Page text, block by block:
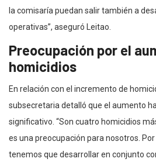
la comisaría puedan salir también a
operativas”, aseguró Leitao.
Preocupación por el
homicidios
En relación con el incremento de
subsecretaria detalló que el aumento
significativo. “Son cuatro homicidios
es una preocupación para nosotros.
tenemos que desarrollar en conjunto